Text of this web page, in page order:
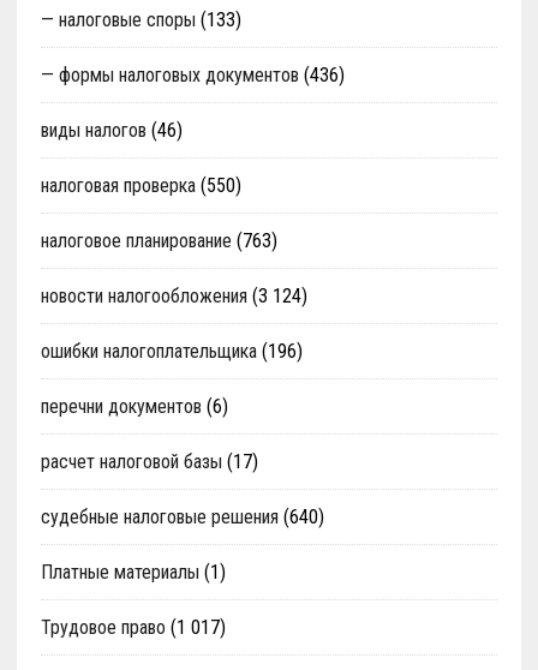
— налоговые споры (133)
— формы налоговых документов (436)
виды налогов (46)
налоговая проверка(550)
налоговое планирование (763)
новости налогообложения (3 124)
ошибки налогоплательщика(196)
перечни документов (6)
расчет налоговой базы (17)
судебные налоговые решения (640)
Платные материалы (1)
Трудовое право (1 017)